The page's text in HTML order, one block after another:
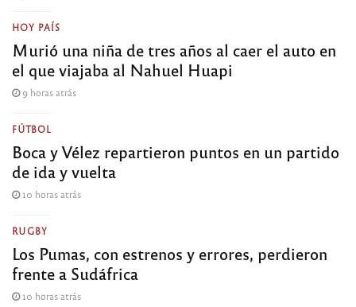
HOY PAÍS
Murió una niña de tres años al caer el auto en
el que viajaba al Nahuel Huapi
9 horas atrás
FÚTBOL
Boca y Vélez repartieron puntos en un partido
de ida y vuelta
10 horas atrás
RUGBY
Los Pumas, con estrenos y errores, perdieron
frente a Sudáfrica
10 horas atrás